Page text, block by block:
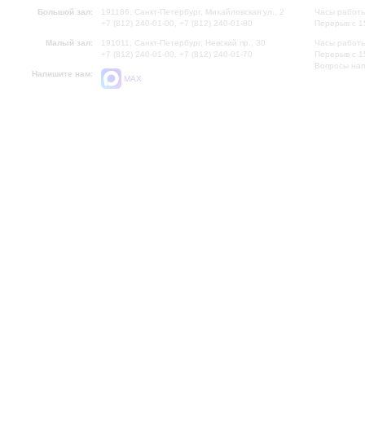
Большой зал:
191186, Санкт-Петербург, Михайловская ул., 2
+7 (812) 240-01-00, +7 (812) 240-01-80
Малый зал:
191011, Санкт-Петербург, Невский пр., 30
+7 (812) 240-01-00, +7 (812) 240-01-70
Напишите нам:
MAX
Часы
Перерыв с
Часы
Перерыв с
Вопросы